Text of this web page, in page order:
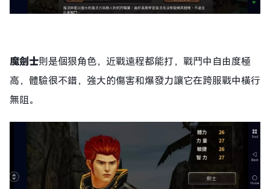
魔劍士則是個狠角色，近戰遠程都能打，戰鬥中自由度極
高，體驗很不錯，強大的傷害和爆發力讓它在跨服戰中橫行
無阻。​